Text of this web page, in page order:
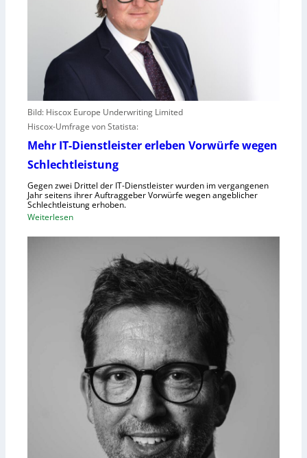
Bild: Hiscox Europe Underwriting Limited
Hiscox-Umfrage von Statista:
Mehr IT-Dienstleister erleben Vorwürfe wegen
Schlechtleistung
Gegen zwei Drittel der IT-Dienstleister wurden im vergangenen
Jahr seitens ihrer Auftraggeber Vorwürfe wegen angeblicher
Schlechtleistung erhoben.
Weiterlesen: